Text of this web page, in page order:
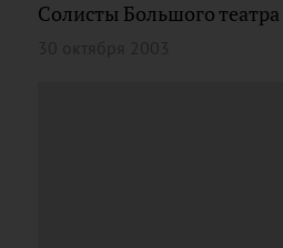
Солисты Большого